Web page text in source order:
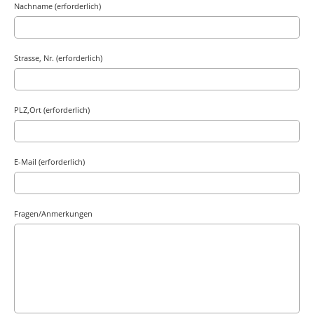
Nachname (erforderlich)
Strasse, Nr. (erforderlich)
PLZ,Ort (erforderlich)
E-Mail (erforderlich)
Fragen/Anmerkungen